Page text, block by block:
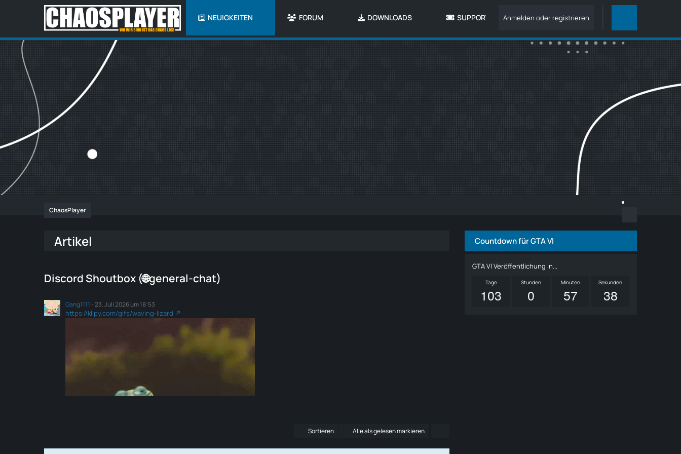
NEUIGKEITEN FORUM DOWNLOADS SUPPORT Anmelden oder registrieren
ChaosPlayer
Artikel
Discord Shoutbox (🌐general-chat)
Gang1111 -23. Juli 2026 um 18:53
https://klipy.com/gifs/waving-lizard
Sortieren Alle als gelesen markieren
Countdown für GTA VI
GTA VI Veröffentlichung in...
Tage
103
Stunden
0
Minuten
57
Sekunden
37